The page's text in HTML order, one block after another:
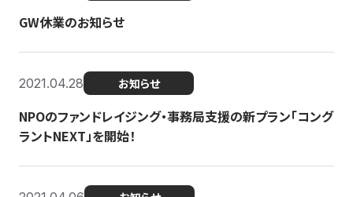
GW休業のお知らせ
2021.04.28 お知らせ
NPOのファンドレイジング・事務局支援の新プラン「コング
ラントNEXT」を開始！